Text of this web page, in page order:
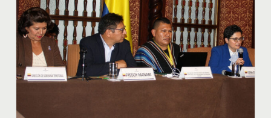
Colômbia
sobre
o
MAPI
conclui
com
propostas
reforçar